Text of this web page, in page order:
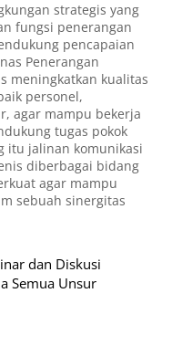
strategis yang
fungsi penerangan
pencapaian
Penerangan
meningkatkan kualitas
personel,
agar mampu bekerja
tugas pokok
itu jalinan komunikasi
diberbagai bidang
agar mampu
sebuah sinergitas
dan Diskusi
Semua Unsur